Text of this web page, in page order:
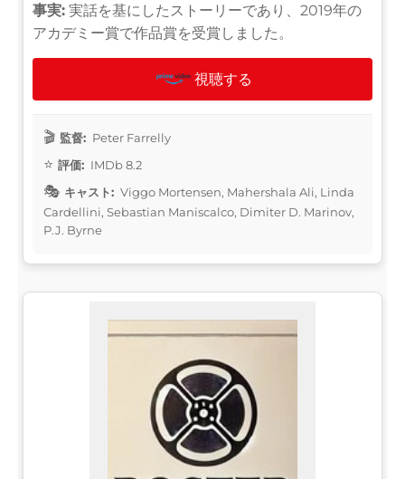
事実: 実話を基にしたストーリーであり、2019年の
アカデミー賞で作品賞を受賞しました。
視聴する
監督: Peter Farrelly
評価: IMDb 8.2
キャスト: Viggo Mortensen, Mahershala Ali, Linda
Cardellini, Sebastian Maniscalco, Dimiter D. Marinov,
P.J. Byrne